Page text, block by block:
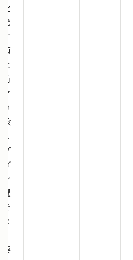
発
す
項
前
設
プ
ダ
選
で
要